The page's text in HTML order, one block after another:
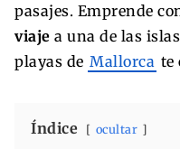
pasajes. Emprende
viaje a una de las
playas de Mallorca te
Índice ocultar